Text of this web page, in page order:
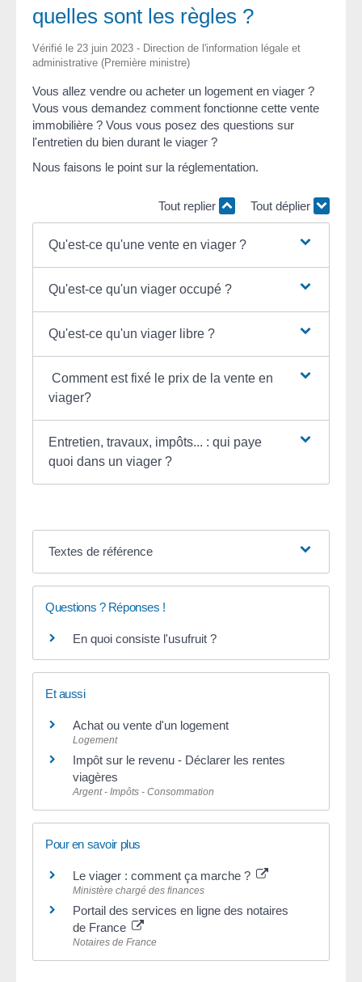
quelles sont les règles ?
Vérifié le 23 juin 2023 - Direction de l'information légale et
administrative (Première ministre)
Vous allez vendre ou acheter un logement en viager ?
Vous vous demandez comment fonctionne cette vente
immobilière ? Vous vous posez des questions sur
l'entretien du bien durant le viager ?
Nous faisons le point sur la réglementation.
Tout replier Tout déplier
Qu'est-ce qu'une vente en viager ?
Qu'est-ce qu'un viager occupé ?
Qu'est-ce qu'un viager libre ?
Comment est fixé le prix de la vente en
viager?
Entretien, travaux, impôts... : qui paye
quoi dans un viager ?
Textes de référence
Questions ? Réponses !
En quoi consiste l'usufruit ?
Et aussi
Achat ou vente d'un logement
Logement
Impôt sur le revenu - Déclarer les rentes
viagères
Argent - Impôts - Consommation
Pour en savoir plus
Le viager : comment ça marche ?
Ministère chargé des finances
Portail des services en ligne des notaires
de France
Notaires de France